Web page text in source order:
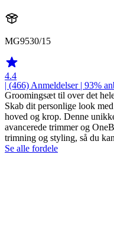
MG9530/15
4.4
| (466) Anmeldelser| 93%
Groomingsæt til over det
Skab dit personlige look
hoved og krop. Denne
avancerede trimmer og
trimning og styling, så du
Se alle fordele